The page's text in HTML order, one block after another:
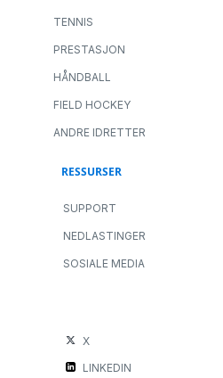
TENNIS
PRESTASJON
HÅNDBALL
FIELD HOCKEY
ANDRE IDRETTER
RESSURSER
SUPPORT
NEDLASTINGER
SOSIALE MEDIA
X
LINKEDIN